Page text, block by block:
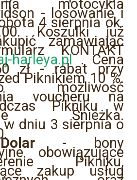
motocykla
- losowanie i
4 sierpnia ok.
Koszulki już
zamawiając
KONTAKT
harleya.pl. Cena
zł - rabat przy
Piknikiem 10 %.
możliwość
voucheru na
Pikniku w
Śnieżka.
w dniu 3 sierpnia o
- bony
obowiązujące
Pikniku,
zakup usług